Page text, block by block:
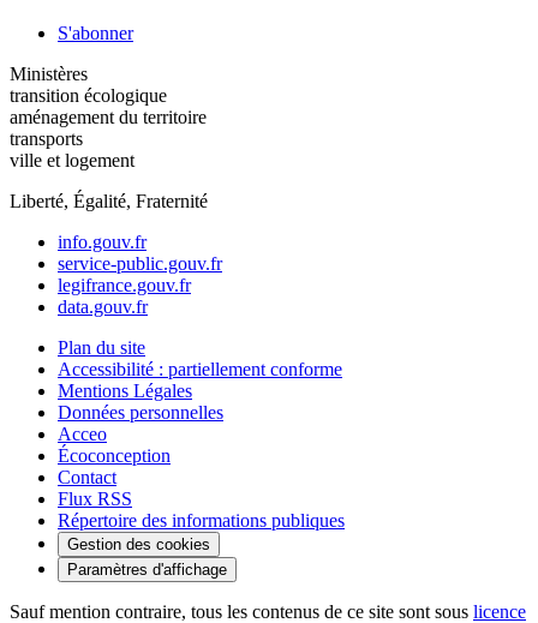
S'abonner
Ministères
transition écologique
aménagement du territoire
transports
ville et logement
Liberté, Égalité, Fraternité
info.gouv.fr
service-public.gouv.fr
legifrance.gouv.fr
data.gouv.fr
Plan du site
Accessibilité : partiellement conforme
Mentions Légales
Données personnelles
Acceo
Écoconception
Contact
Flux RSS
Répertoire des informations publiques
Gestion des cookies
Paramètres d'affichage
Sauf mention contraire, tous les contenus de ce site sont sous licence